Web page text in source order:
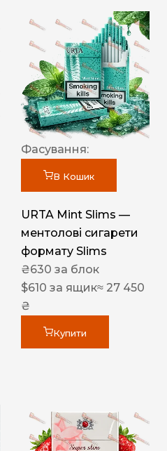
Фасування:
В Кошик
URTA Mint Slims —
ментолові сигарети
формату Slims
₴630 за блок
$610 за ящик≈ 27 450
₴
Купити